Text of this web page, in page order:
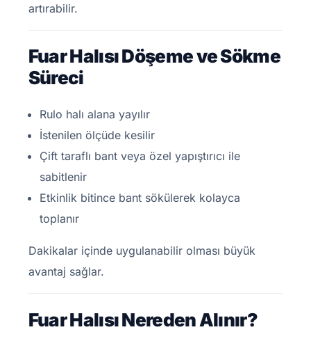
artırabilir.
Fuar Halısı Döşeme ve Sökme
Süreci
Rulo halı alana yayılır
İstenilen ölçüde kesilir
Çift taraflı bant veya özel yapıştırıcı ile
sabitlenir
Etkinlik bitince bant sökülerek kolayca
toplanır
Dakikalar içinde uygulanabilir olması büyük
avantaj sağlar.
Fuar Halısı Nereden Alınır?